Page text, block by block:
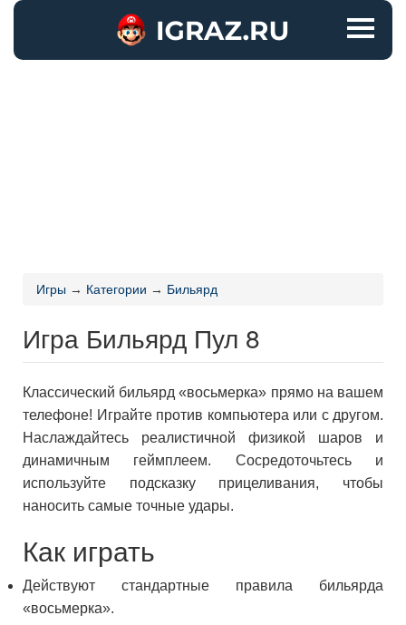
Игры → Категории → Бильярд
Игра Бильярд Пул 8
Классический бильярд «восьмерка» прямо на вашем
телефоне! Играйте против компьютера или с другом.
Наслаждайтесь реалистичной физикой шаров и
динамичным геймплеем. Сосредоточьтесь и
используйте подсказку прицеливания, чтобы
наносить самые точные удары.
Как играть
Действуют стандартные правила бильярда
«восьмерка».